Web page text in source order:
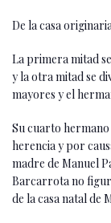
De la casa
La primera mitad
y la otra mitad se
mayores y el
Su cuarto hermano
herencia y por
madre de Manuel
Barcarrota no
de la casa natal de